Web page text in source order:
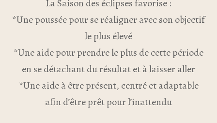
La Saison des éclipses favorise :
*Une poussée pour se réaligner avec son objectif
le plus élevé
*Une aide pour prendre le plus de cette période
en se détachant du résultat et à laisser aller
*Une aide à être présent, centré et adaptable
afin d’être prêt pour l’inattendu